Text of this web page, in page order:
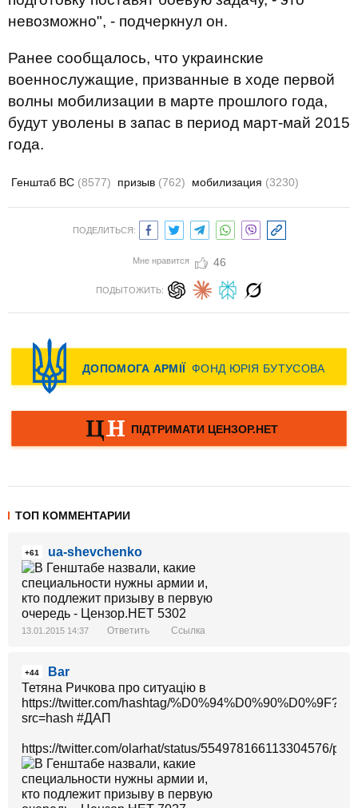
невозможно", - подчеркнул он.
Ранее сообщалось, что украинские
военнослужащие, призванные в ходе первой
волны мобилизации в марте прошлого года,
будут уволены в запас в период март-май 2015
года.
Генштаб ВС (8577) призыв (762) мобилизация (3230)
ПОДЕЛИТЬСЯ:
Мне нравится 46
ПОДЫТОЖИТЬ:
ТОП КОММЕНТАРИИ
+61 ua-shevchenko
13.01.2015 14:37 Ответить Ссылка
+44
Bar
Тетяна Ричкова про ситуацію в
https://twitter.com/hashtag/%D0%94%D0%90%D0%9F?
src=hash #ДАП
https://twitter.com/olarhat/status/554978166113304576/